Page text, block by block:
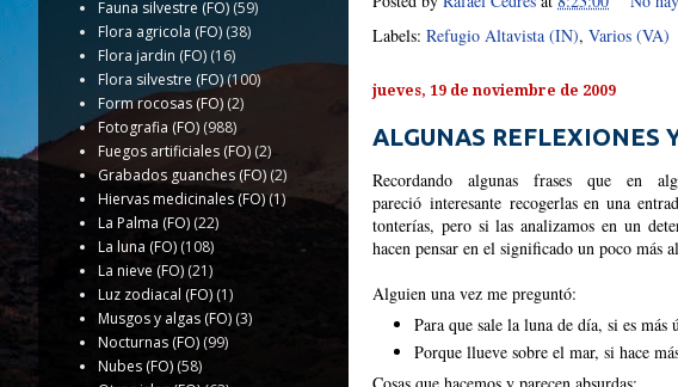
Labels: Refugio Altavista (IN), Varios (VA)
jueves, 19 de noviembre de 2009
ALGUNAS REFLEXIONES
Recordando algunas frases que en
pareció interesante recogerlas en una
tonterías, pero si las analizamos en un
hacen pensar en el significado un poco más
Alguien una vez me preguntó:
Para que sale la luna de día, si es más
Porque llueve sobre el mar, si hace
Cosas que hacemos y parecen absurdas:
Fauna silvestre (FO) (59)
Flora agricola (FO) (38)
Flora jardin (FO) (16)
Flora silvestre (FO)(100)
Form rocosas (FO) (2)
Fotografia (FO) (988)
Fuegos artificiales (FO) (2)
Grabados guanches (FO) (2)
Hiervas medicinales (FO)(1)
La Palma (FO) (22)
La luna (FO) (108)
La nieve (FO) (21)
Luz zodiacal (FO) (1)
Musgos y algas (FO) (3)
Nocturnas (FO) (99)
Nubes (FO) (58)